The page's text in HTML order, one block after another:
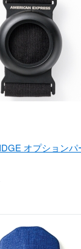
オプションパ